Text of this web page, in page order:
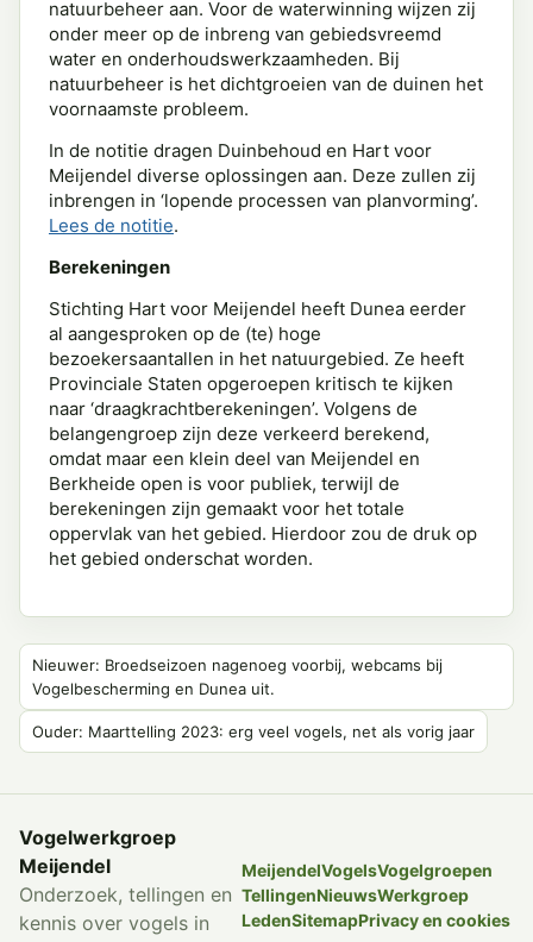
natuurbeheer aan. Voor de waterwinning wijzen zij
onder meer op de inbreng van gebiedsvreemd
water en onderhoudswerkzaamheden. Bij
natuurbeheer is het dichtgroeien van de duinen het
voornaamste probleem.
In de notitie dragen Duinbehoud en Hart voor
Meijendel diverse oplossingen aan. Deze zullen zij
inbrengen in ‘lopende processen van planvorming’.
Lees de notitie.
Berekeningen
Stichting Hart voor Meijendel heeft Dunea eerder
al aangesproken op de (te) hoge
bezoekersaantallen in het natuurgebied. Ze heeft
Provinciale Staten opgeroepen kritisch te kijken
naar ‘draagkrachtberekeningen’. Volgens de
belangengroep zijn deze verkeerd berekend,
omdat maar een klein deel van Meijendel en
Berkheide open is voor publiek, terwijl de
berekeningen zijn gemaakt voor het totale
oppervlak van het gebied. Hierdoor zou de druk op
het gebied onderschat worden.
Nieuwer: Broedseizoen nagenoeg voorbij, webcams bij
Vogelbescherming en Dunea uit.
Ouder: Maarttelling 2023: erg veel vogels, net als vorig jaar
Vogelwerkgroep
Meijendel
Onderzoek, tellingen en
kennis over vogels in
MeijendelVogelsVogelgroepen
TellingenNieuwsWerkgroep
LedenSitemapPrivacy en cookies